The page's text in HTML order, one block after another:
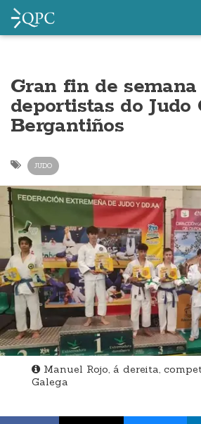
Gran fin de
deportistas do Judo
Bergantiños
JUDO
Manuel Rojo, á dereita,
Galega